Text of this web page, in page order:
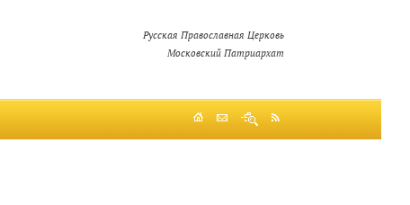
Русская Православная Церковь
Московский Патриархат